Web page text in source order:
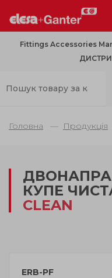
Fittings Accessories
Головна Продукція
КУПЕ
CLEAN
ERB-PF